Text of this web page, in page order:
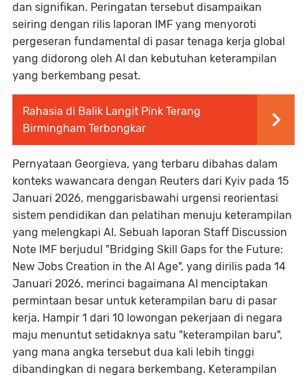
dan signifikan. Peringatan tersebut disampaikan
seiring dengan rilis laporan IMF yang menyoroti
pergeseran fundamental di pasar tenaga kerja global
yang didorong oleh AI dan kebutuhan keterampilan
yang berkembang pesat.
Rahasia di Balik Langit Pink Terang
Birmingham Terbongkar
Pernyataan Georgieva, yang terbaru dibahas dalam
konteks wawancara dengan Reuters dari Kyiv pada 15
Januari 2026, menggarisbawahi urgensi reorientasi
sistem pendidikan dan pelatihan menuju keterampilan
yang melengkapi AI. Sebuah laporan Staff Discussion
Note IMF berjudul "Bridging Skill Gaps for the Future:
New Jobs Creation in the AI Age", yang dirilis pada 14
Januari 2026, merinci bagaimana AI menciptakan
permintaan besar untuk keterampilan baru di pasar
kerja. Hampir 1 dari 10 lowongan pekerjaan di negara
maju menuntut setidaknya satu "keterampilan baru",
yang mana angka tersebut dua kali lebih tinggi
dibandingkan di negara berkembang. Keterampilan